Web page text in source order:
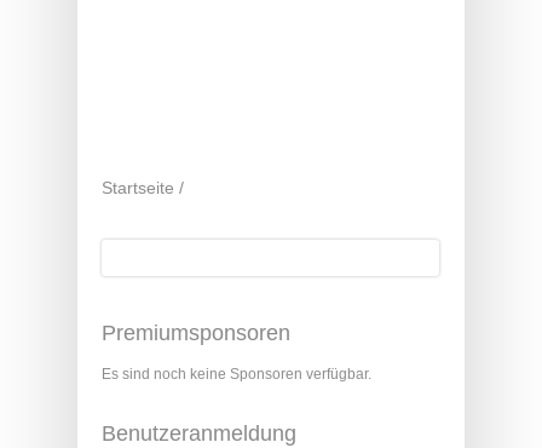
Startseite /
Suche
Premiumsponsoren
Es sind noch keine Sponsoren verfügbar.
Benutzeranmeldung